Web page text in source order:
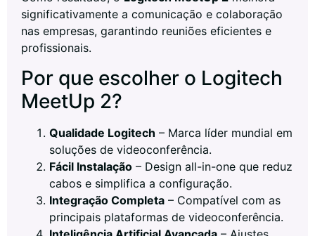
significativamente a comunicação e colaboração
nas empresas, garantindo reuniões eficientes e
profissionais.
Por que escolher o Logitech
MeetUp 2?
Qualidade Logitech – Marca líder mundial em
soluções de videoconferência.
Fácil Instalação – Design all-in-one que reduz
cabos e simplifica a configuração.
Integração Completa – Compatível com as
principais plataformas de videoconferência.